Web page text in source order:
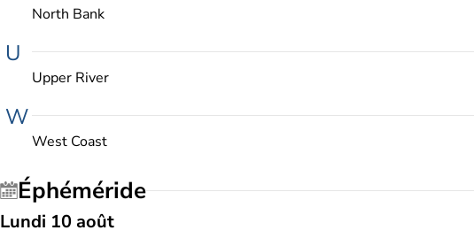
North Bank
U
Upper River
W
West Coast
Éphéméride
Lundi 10 août